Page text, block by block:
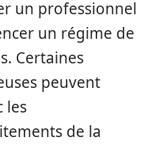
un professionnel
un régime de
Certaines
peuvent
les
de la